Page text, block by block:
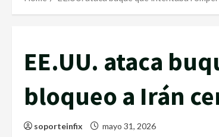
EE.UU. ataca
bloqueo a Irán
soporteinfix mayo 31, 2026